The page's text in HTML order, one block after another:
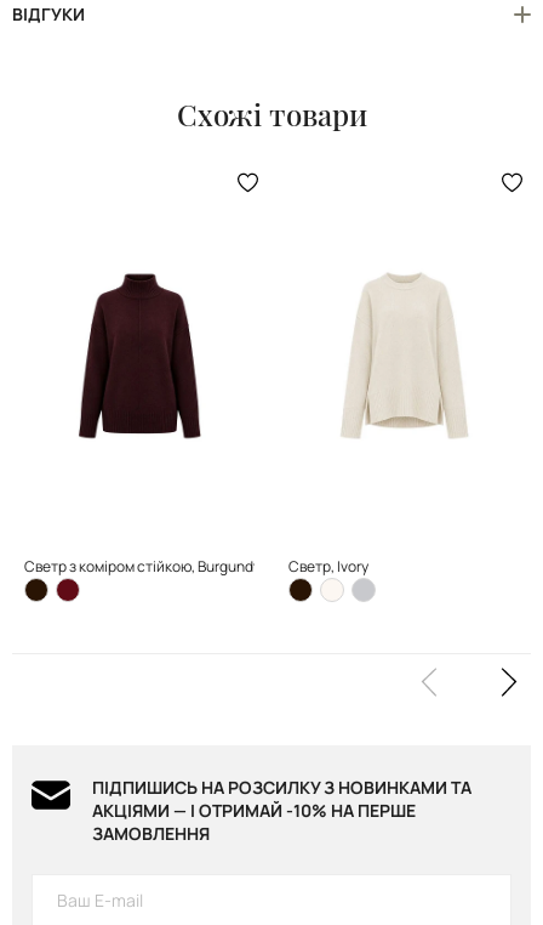
ВІДГУКИ
Схожі товари
Светр з коміром стійкою, Burgundy Светр, Ivory
ПІДПИШИСЬ НА РОЗСИЛКУ З НОВИНКАМИ ТА
АКЦІЯМИ — І ОТРИМАЙ -10% НА ПЕРШЕ
ЗАМОВЛЕННЯ